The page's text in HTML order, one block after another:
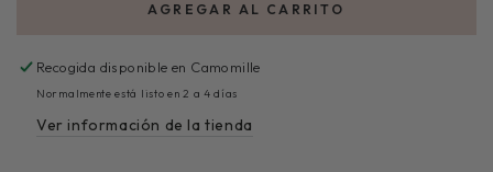
AGREGAR AL CARRITO
Recogida disponible en Camomille
Normalmente está listo en 2 a 4 días
Ver información de la tienda